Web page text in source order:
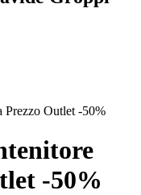
Prezzo Outlet -50%
-50%